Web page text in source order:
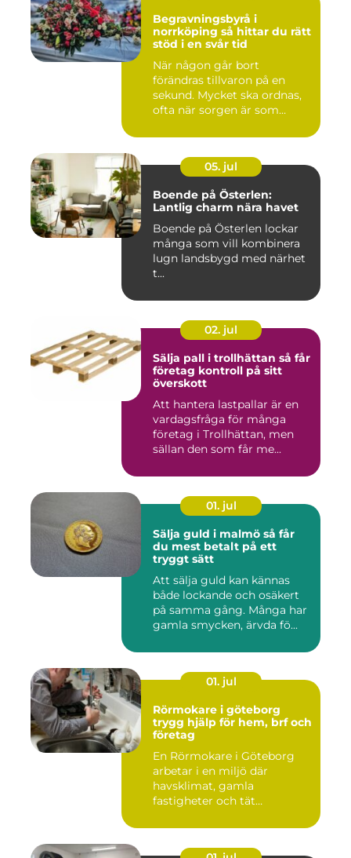
Begravningsbyrå i
norrköping så hittar du rätt
stöd i en svår tid
När någon går bort
förändras tillvaron på en
sekund. Mycket ska ordnas,
ofta när sorgen är som
05. jul
Boende på Österlen:
Lantlig charm nära havet
Boende på Österlen lockar
många som vill kombinera
lugn landsbygd med närhet
t...
02. jul
Sälja pall i trollhättan så får
företag kontroll på sitt
överskott
Att hantera lastpallar är en
vardagsfråga för många
företag i Trollhättan, men
sällan den som får me...
01. jul
Sälja guld i malmö så får
du mest betalt på ett
tryggt sätt
Att sälja guld kan kännas
både lockande och osäkert
på samma gång. Många har
gamla smycken, ärvda fö...
01. jul
Rörmokare i göteborg
trygg hjälp för hem, brf och
företag
En Rörmokare i Göteborg
arbetar i en miljö där
havsklimat, gamla
fastigheter och tät